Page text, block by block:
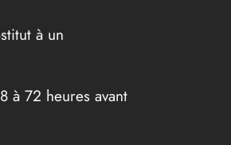
à un
à 72 heures avant